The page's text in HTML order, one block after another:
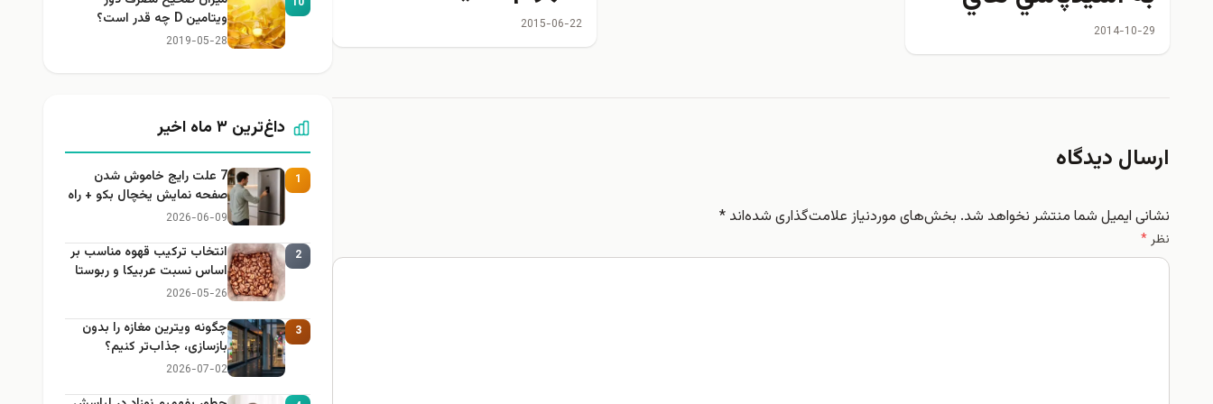
اخير
2014-10-29
دوست در بازی ایران
2015-06-22
ارسال دیدگاه
نشانی ایمیل شما منتشر نخواهد شد. بخش‌های موردنیاز علامت‌گذاری شده‌اند *
نظر*
ویتامین D چه قدر است؟
2019-05-28
داغ‌ترین ۳ ماه اخیر
1
7 علت رایج خاموش شدن
صفحه نمایش یخچال بکو + راه
حل
2026-06-09
2
انتخاب ترکیب قهوه مناسب بر
اساس نسبت عربیکا و ربوستا
2026-05-26
3
چگونه ویترین مغازه را بدون
بازسازی، جذاب‌تر کنیم؟
2026-07-02